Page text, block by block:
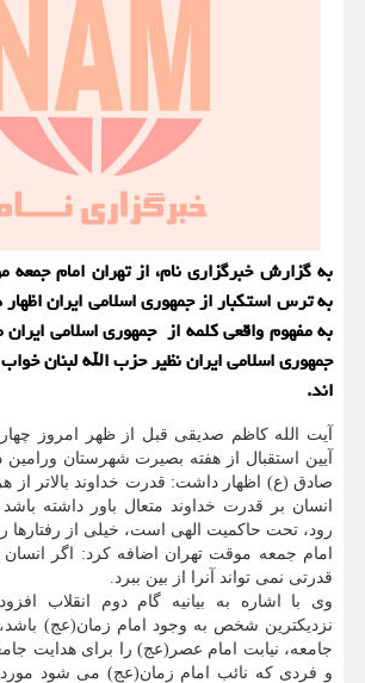
به گزارش خبرگزاری نام، از تهران امام جمعه
به ترس استکبار از جمهوری اسلامی ایران
به مفهوم واقعی کلمه از جمهوری اسلامی
جمهوری اسلامی ایران نظیر حزب الله لبنان
اند.
آیین استقبال از هفته بصیرت شهرستان ورامین
صادق (ع) اظهار داشت: قدرت خداوند بالاتر از
انسان بر قدرت خداوند متعال باور داشته
رود، تحت حاکمیت الهی است، خیلی از رفتارها
امام جمعه موقت تهران اضافه کرد: اگر انسان
قدرتی نمی تواند آنرا از بین ببرد.
وی با اشاره به بیانیه گام دوم انقلاب
نزدیکترین شخص به وجود امام زمان(عج)
جامعه، نیابت امام عصر(عج) را برای هدایت
و فردی که نائب امام زمان(عج) می شود